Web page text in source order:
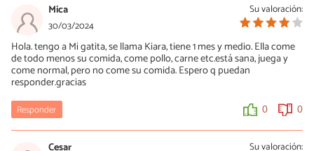
Su valoración:
Mica
30/03/2024
Hola. tengo a Mi gatita, se llama Kiara, tiene 1 mes y medio. Ella come
de todo menos su comida, come pollo, carne etc.está sana, juega y
come normal, pero no come su comida. Espero q puedan
responder.gracias
Responder 0 0
Su valoración:
Cesar